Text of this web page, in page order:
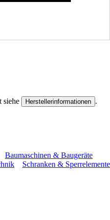
siehe Herstellerinformationen .
Baumaschinen & Baugeräte
Schranken & Sperrelemente